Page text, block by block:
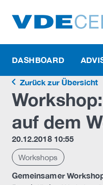
DASHBOARD
Zurück zur Übersicht
auf dem
20.12.2018 10:55
Workshops
Gemeinsamer